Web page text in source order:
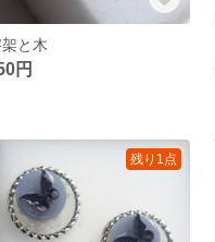
と木
円
残り1点